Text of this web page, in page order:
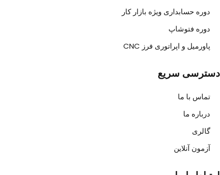
دوره حسابداری ویژه بازار کار
دوره فتوشاپ
پاورمیل و اپراتوری فرز CNC
دسترسی سریع
تماس با ما
درباره ما
گالری
آزمون آنلاین